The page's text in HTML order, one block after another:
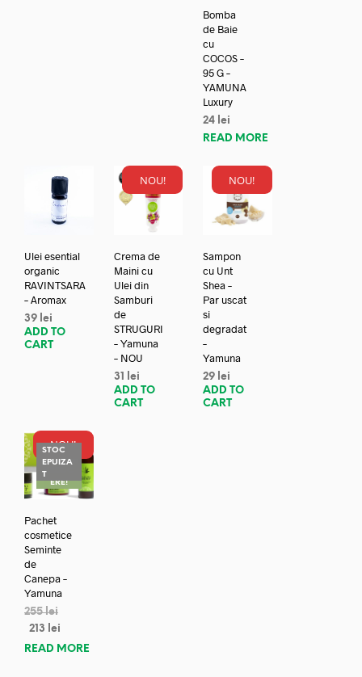
Bomba
de Baie
cu
COCOS –
95 G –
YAMUNA
Luxury
24 lei
READ MORE
Ulei esential
organic
RAVINTSARA
– Aromax
39 lei
ADD TO
CART
NOU!
Crema de
Maini cu
Ulei din
Samburi
de
STRUGURI
– Yamuna
– NOU
31
lei
ADD TO
CART
NOU!
Sampon
cu Unt
Shea –
Par uscat
si
degradat
–
Yamuna
29 lei
ADD TO
CART
NOU!
STOC
EPUIZA
TREDUC
ERE!
Pachet
cosmetice
Seminte
de
Canepa –
Yamuna
255lei
213
lei
READ MORE